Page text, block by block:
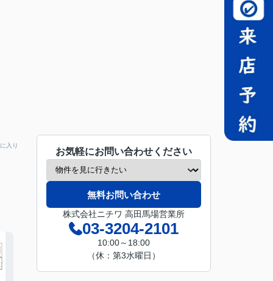
入り
お気軽にお問い合わせください
無料お問い合わせ
株式会社ニチワ 高田馬場営業所
03-3204-2101
10:00～18:00
（休：第3水曜日）